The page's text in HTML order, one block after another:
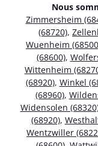
Nous
Zimmersheim
(68720),
Wuenheim
(68600),
Wittenheim
(68920), Winkel
(68960),
Widensolen
(68920),
Wentzwiller